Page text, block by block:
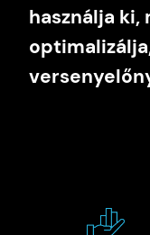
használja ki,